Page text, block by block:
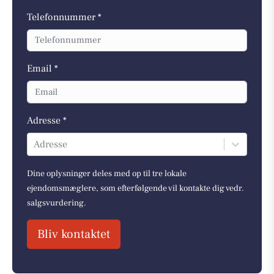
Telefonnummer *
Email *
Adresse *
Adresse
Dine oplysninger deles med op til tre lokale
ejendomsmæglere, som efterfølgende vil kontakte dig vedr.
salgsvurdering.
Bliv kontaktet